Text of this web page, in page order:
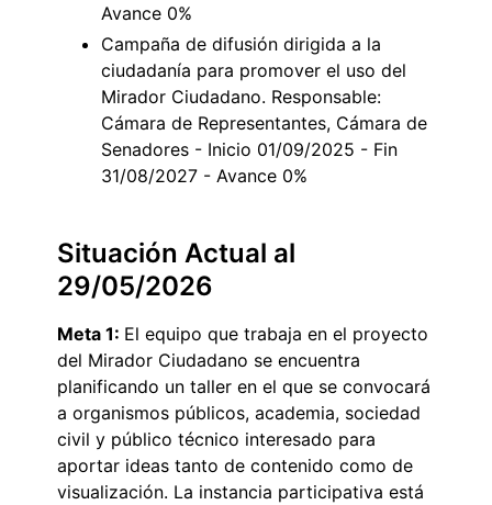
Avance 0%
Campaña de difusión dirigida a la
ciudadanía para promover el uso del
Mirador Ciudadano. Responsable:
Cámara de Representantes, Cámara de
Senadores - Inicio 01/09/2025 - Fin
31/08/2027 - Avance 0%
Situación Actual al
29/05/2026
Meta 1: El equipo que trabaja en el proyecto
del Mirador Ciudadano se encuentra
planificando un taller en el que se convocará
a organismos públicos, academia, sociedad
civil y público técnico interesado para
aportar ideas tanto de contenido como de
visualización. La instancia participativa está